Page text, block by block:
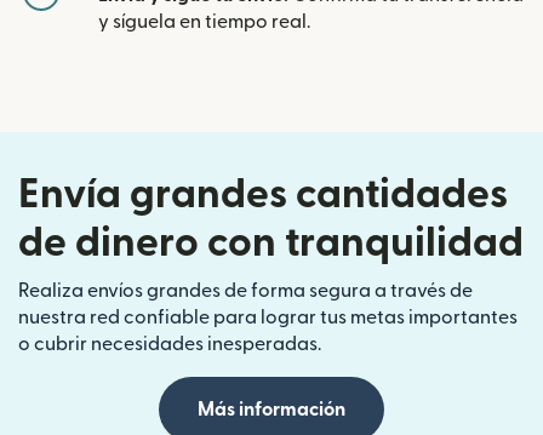
y síguela en tiempo real.
Envía grandes cantidades
de dinero con tranquilidad
Realiza envíos grandes de forma segura a través de
nuestra red confiable para lograr tus metas importantes
o cubrir necesidades inesperadas.
Más información